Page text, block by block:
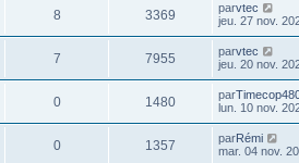
8 3369 parvtec
jeu. 27 nov.
7 7955 parvtec
jeu. 20 nov.
0 1480 par
lun. 10 nov.
0 1357 parRémi
mar. 04 nov.